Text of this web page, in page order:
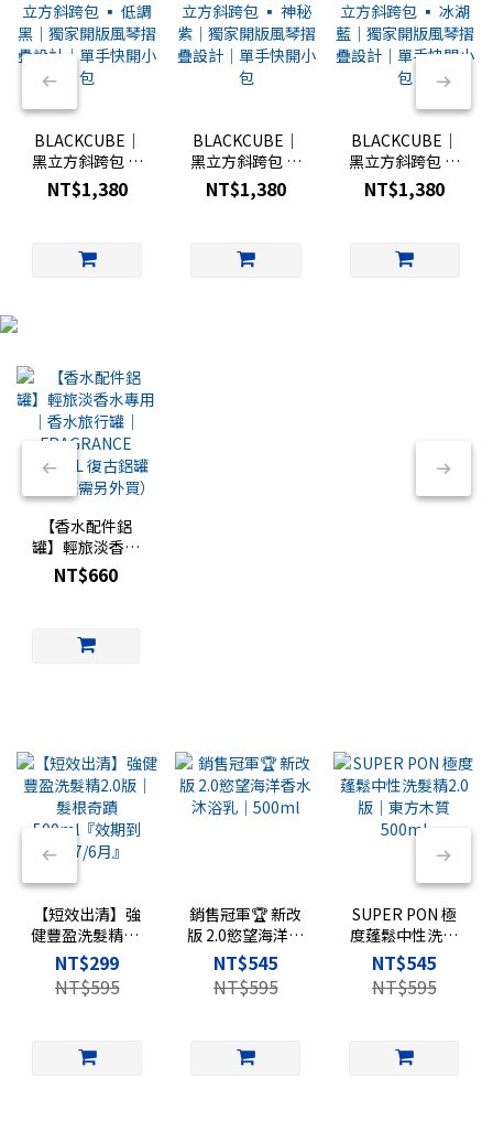
BLACKCUBE｜
黑立方斜跨包 ▪︎
低調黑｜獨家開
版風琴摺疊設計
NT$1,380
BLACKCUBE｜
黑立方斜跨包 ▪︎
神秘紫｜獨家開
版風琴摺疊設計
NT$1,380
BLACKCUBE｜
黑立方斜跨包 ▪︎
冰湖藍｜獨家開
版風琴摺疊設計
NT$1,380
【香水配件鋁
罐】輕旅淡香水
專用｜香水旅行
罐｜
罐（玻璃罐需另
NT$660
【短效出清】強
健豐盈洗髮精2.0
版｜髮根奇蹟
500ml『效期到
2027/6月』
NT$299
NT$595
銷售冠軍🏆 新改
版 2.0慾望海洋香
水沐浴乳｜
500ml
NT$545
NT$595
SUPER PON 極
度蓬鬆中性洗髮
精2.0版｜東方木
質 500ml
NT$545
NT$595